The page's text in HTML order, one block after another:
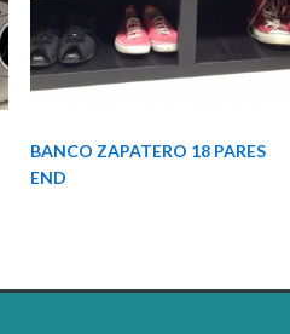
BANCO ZAPATERO 18 PARES
END